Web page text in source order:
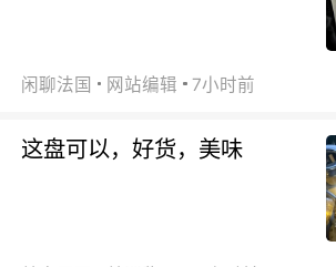
闲聊法国 网站编辑 7小时前
这盘可以，好货，美味